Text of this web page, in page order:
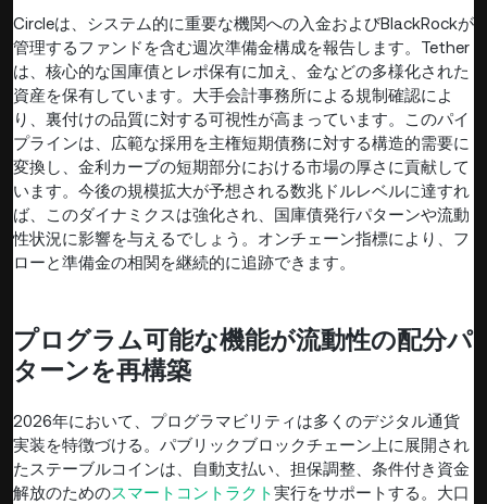
Circleは、システム的に重要な機関への入金およびBlackRockが
管理するファンドを含む週次準備金構成を報告します。Tether
は、核心的な国庫債とレポ保有に加え、金などの多様化された
資産を保有しています。大手会計事務所による規制確認によ
り、裏付けの品質に対する可視性が高まっています。このパイ
プラインは、広範な採用を主権短期債務に対する構造的需要に
変換し、金利カーブの短期部分における市場の厚さに貢献して
います。今後の規模拡大が予想される数兆ドルレベルに達すれ
ば、このダイナミクスは強化され、国庫債発行パターンや流動
性状況に影響を与えるでしょう。オンチェーン指標により、フ
ローと準備金の相関を継続的に追跡できます。
プログラム可能な機能が流動性の配分パ
ターンを再構築
2026年において、プログラマビリティは多くのデジタル通貨
実装を特徴づける。パブリックブロックチェーン上に展開され
たステーブルコインは、自動支払い、担保調整、条件付き資金
解放のためのスマートコントラクト実行をサポートする。大口